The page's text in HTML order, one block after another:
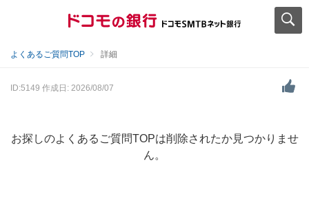
よくあるご質問TOP 詳細
ID:5149 作成日: 2026/08/07
お探しのよくあるご質問TOPは削除されたか見つかりませ
ん。